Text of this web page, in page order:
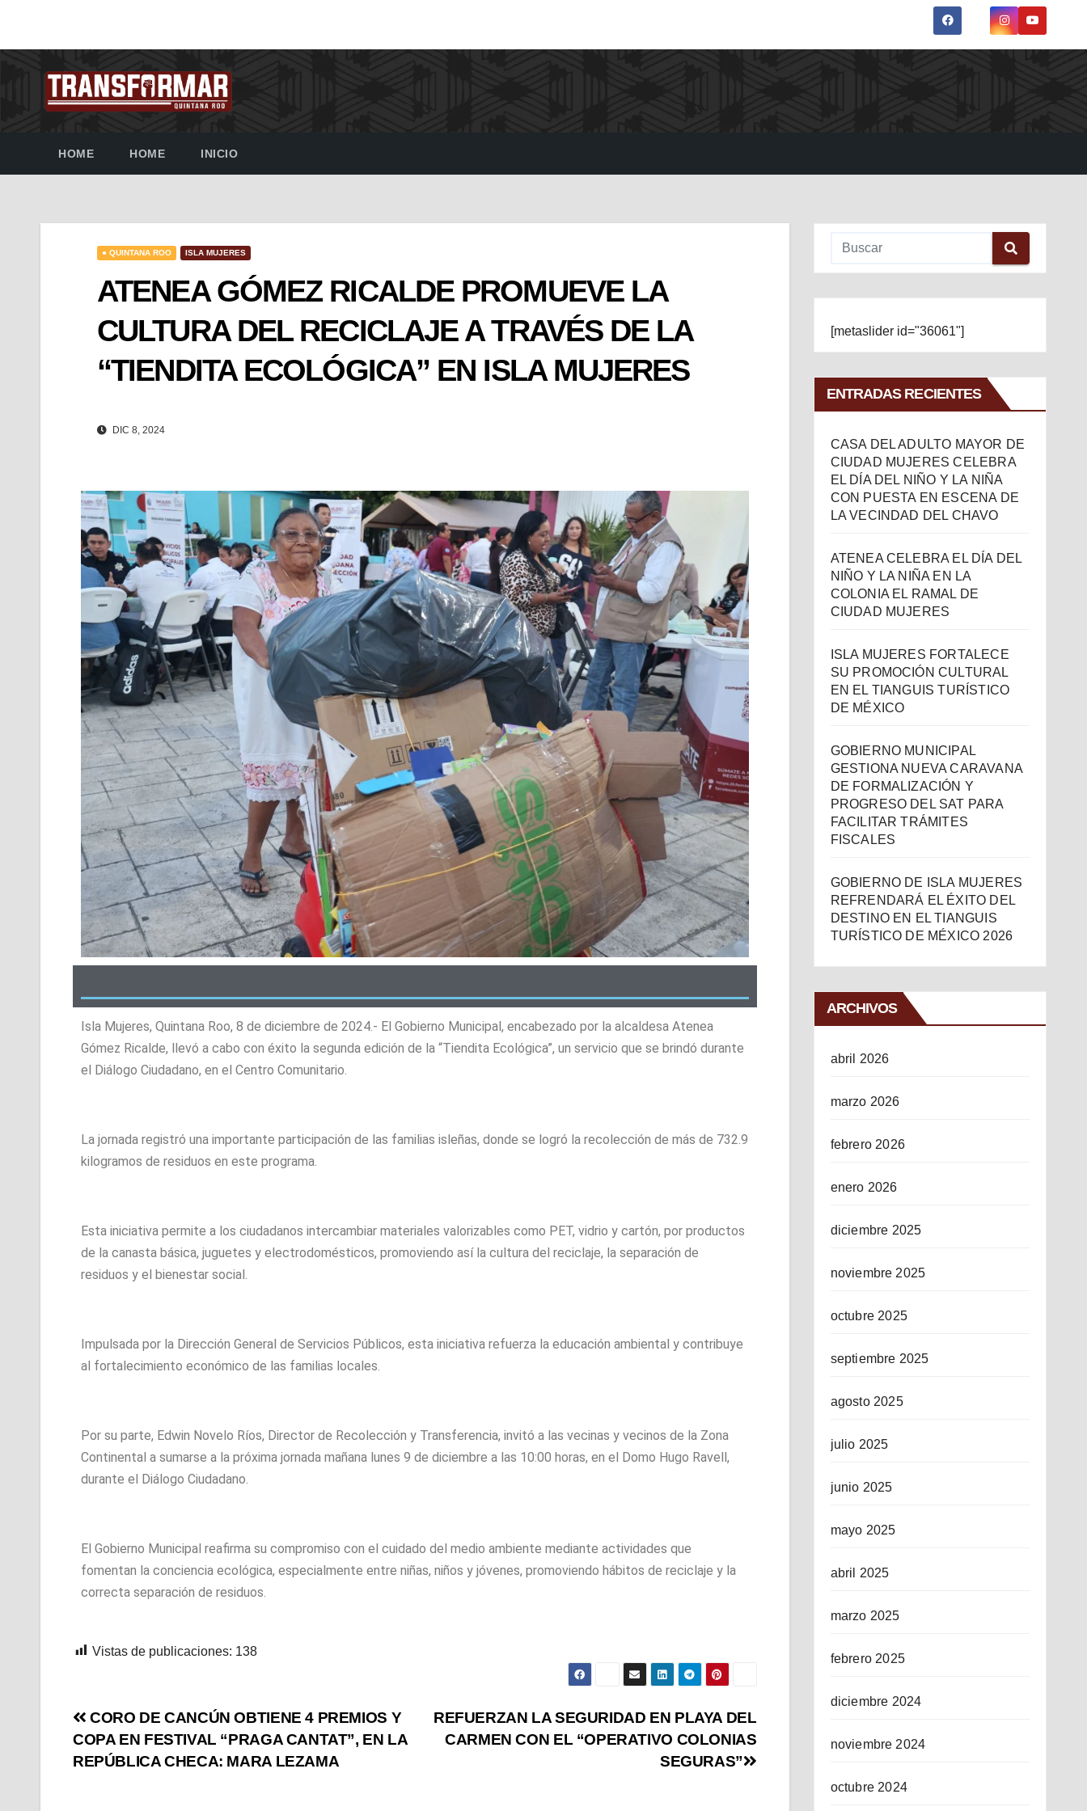
HOME HOME INICIO
● QUINTANA ROO ISLA MUJERES
ATENEA GÓMEZ RICALDE PROMUEVE LA
CULTURA DEL RECICLAJE A TRAVÉS DE LA
“TIENDITA ECOLÓGICA” EN ISLA MUJERES
DIC 8, 2024
Isla Mujeres, Quintana Roo, 8 de diciembre de 2024.- El Gobierno Municipal, encabezado por la alcaldesa Atenea
Gómez Ricalde, llevó a cabo con éxito la segunda edición de la “Tiendita Ecológica”, un servicio que se brindó durante
el Diálogo Ciudadano, en el Centro Comunitario.
La jornada registró una importante participación de las familias isleñas, donde se logró la recolección de más de 732.9
kilogramos de residuos en este programa.
Esta iniciativa permite a los ciudadanos intercambiar materiales valorizables como PET, vidrio y cartón, por productos
de la canasta básica, juguetes y electrodomésticos, promoviendo así la cultura del reciclaje, la separación de
residuos y el bienestar social.
Impulsada por la Dirección General de Servicios Públicos, esta iniciativa refuerza la educación ambiental y contribuye
al fortalecimiento económico de las familias locales.
Por su parte, Edwin Novelo Ríos, Director de Recolección y Transferencia, invitó a las vecinas y vecinos de la Zona
Continental a sumarse a la próxima jornada mañana lunes 9 de diciembre a las 10:00 horas, en el Domo Hugo Ravell,
durante el Diálogo Ciudadano.
El Gobierno Municipal reafirma su compromiso con el cuidado del medio ambiente mediante actividades que
fomentan la conciencia ecológica, especialmente entre niñas, niños y jóvenes, promoviendo hábitos de reciclaje y la
correcta separación de residuos.
Vistas de publicaciones: 138
REFUERZAN LA SEGURIDAD EN PLAYA DEL
CARMEN CON EL “OPERATIVO COLONIAS
SEGURAS”
CORO DE CANCÚN OBTIENE 4 PREMIOS Y
COPA EN FESTIVAL “PRAGA CANTAT”, EN LA
REPÚBLICA CHECA: MARA LEZAMA
[metaslider id="36061"]
ENTRADAS RECIENTES
CASA DEL ADULTO MAYOR DE
CIUDAD MUJERES CELEBRA
EL DÍA DEL NIÑO Y LA NIÑA
CON PUESTA EN ESCENA DE
LA VECINDAD DEL CHAVO
ATENEA CELEBRA EL DÍA DEL
NIÑO Y LA NIÑA EN LA
COLONIA EL RAMAL DE
CIUDAD MUJERES
ISLA MUJERES FORTALECE
SU PROMOCIÓN CULTURAL
EN EL TIANGUIS TURÍSTICO
DE MÉXICO
GOBIERNO MUNICIPAL
GESTIONA NUEVA CARAVANA
DE FORMALIZACIÓN Y
PROGRESO DEL SAT PARA
FACILITAR TRÁMITES
FISCALES
GOBIERNO DE ISLA MUJERES
REFRENDARÁ EL ÉXITO DEL
DESTINO EN EL TIANGUIS
TURÍSTICO DE MÉXICO 2026
ARCHIVOS
abril 2026
marzo 2026
febrero 2026
enero 2026
diciembre 2025
noviembre 2025
octubre 2025
septiembre 2025
agosto 2025
julio 2025
junio 2025
mayo 2025
abril 2025
marzo 2025
febrero 2025
diciembre 2024
noviembre 2024
octubre 2024